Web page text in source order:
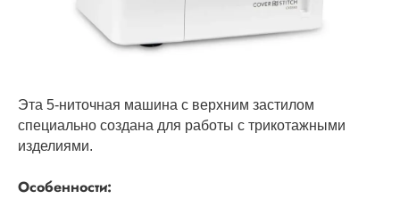
Эта 5-ниточная машина с верхним застилом
специально создана для работы с трикотажными
изделиями.
Особенности: